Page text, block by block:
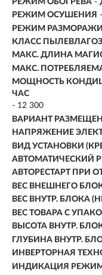
РЕЖИМ ОСУШЕНИЯ
РЕЖИМ
КЛАСС
МАКС. ДЛИНА
МАКС.
МОЩНОСТЬ
ЧАС
- 12 300
ВАРИАНТ
НАПРЯЖЕНИЕ
ВИД УСТАНОВКИ
АВТОМАТИЧЕСКИЙ
АВТОРЕСТАРТ ПРИ
ВЕС ВНЕШНЕГО
ВЕС ВНУТР. БЛОКА
ВЕС ТОВАРА С
ВЫСОТА ВНУТР.
ГЛУБИНА ВНУТР.
ИНВЕРТОРНАЯ
ИНДИКАЦИЯ